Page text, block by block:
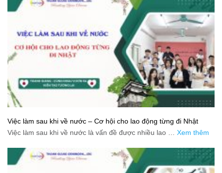
Việc làm sau khi về nước – Cơ hội cho lao động từng đi Nhật
Việc làm sau khi về nước là vấn đề được nhiều lao … Xem thêm